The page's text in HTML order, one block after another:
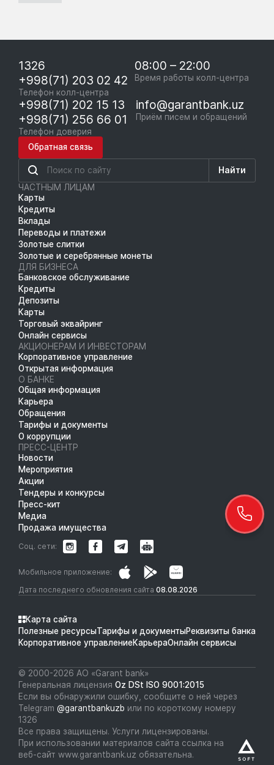
1326
+998(71) 203 02 42
Телефон колл-центра
08:00 – 22:00
Время работы колл-центра
+998(71) 202 15 13
+998(71) 256 66 01
Телефон доверия
info@garantbank.uz
Приём писем и обращений
Обратная связь
Найти
ЧАСТНЫМ ЛИЦАМ
Карты
Кредиты
Вклады
Переводы и платежи
Золотые слитки
Золотые и серебрянные монеты
ДЛЯ БИЗНЕСА
Банковское обслуживание
Кредиты
Депозиты
Карты
Торговый эквайринг
Онлайн сервисы
АКЦИОНЕРАМ И ИНВЕСТОРАМ
Корпоративное управление
Открытая информация
О БАНКЕ
Общая информация
Карьера
Обращения
Тарифы и документы
О коррупции
ПРЕСС-ЦЕНТР
Новости
Мероприятия
Акции
Тендеры и конкурсы
Пресс-кит
Медиа
Продажа имущества
Дата последнего обновления сайта 08.08.2026
Мобильное приложение:
Соц. сети:
Карта сайта
Полезные ресурсыТарифы и документыРеквизиты банка
Корпоративное управлениеКарьераОнлайн сервисы
© 2000-2026 АО «Garant bank»
Генеральная лицензия Oz DSt ISO 9001:2015
Если вы обнаружили ошибку, сообщите о ней через
Telegram @garantbankuzb или по короткому номеру
1326
Все права защищены. Услуги лицензированы.
При использовании материалов сайта ссылка на
веб-сайт www.garantbank.uz обязательна.